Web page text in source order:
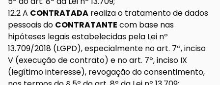
12.2 A CONTRATADA realiza o tratamento de dados
pessoais do CONTRATANTE com base nas
hipóteses legais estabelecidas pela Lei nº
13.709/2018 (LGPD), especialmente no art. 7º, inciso
V (execução de contrato) e no art. 7º, inciso IX
(legítimo interesse), revogação do consentimento,